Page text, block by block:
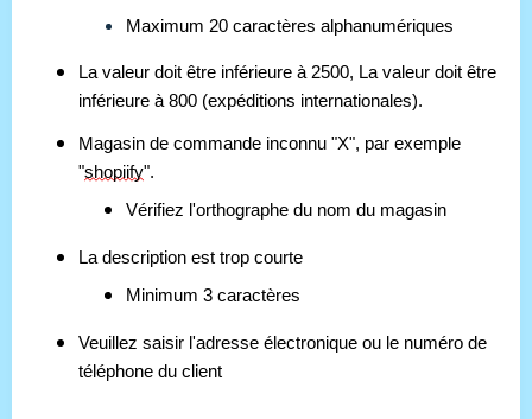
Maximum 20 caractères alphanumériques
La valeur doit être inférieure à 2500, La valeur doit être
inférieure à 800 (expéditions internationales).
Magasin de commande inconnu "X", par exemple
"shopiify".
Vérifiez l'orthographe du nom du magasin
La description est trop courte
Minimum 3 caractères
Veuillez saisir l'adresse électronique ou le numéro de
téléphone du client